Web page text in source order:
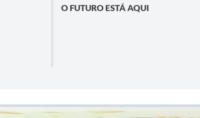
O FUTURO ESTÁ AQUI